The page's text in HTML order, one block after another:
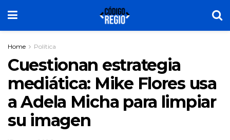
Home Política
Cuestionan estrategia
mediática: Mike Flores usa
a Adela Micha para limpiar
su imagen